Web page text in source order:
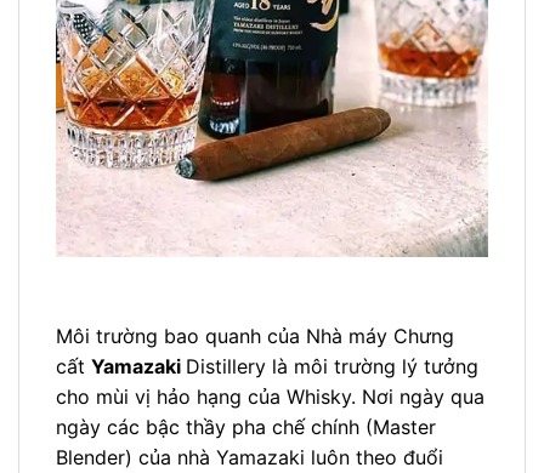
Môi trường bao quanh của Nhà máy Chưng
cất Yamazaki Distillery là môi trường lý tưởng
cho mùi vị hảo hạng của Whisky. Nơi ngày qua
ngày các bậc thầy pha chế chính (Master
Blender) của nhà Yamazaki luôn theo đuổi